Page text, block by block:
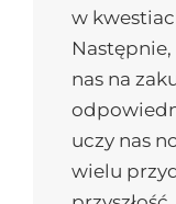
w
nas na
uczy nas
wielu